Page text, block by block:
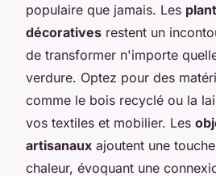
populaire que jamais. Les
décoratives restent un
de transformer n'importe
verdure. Optez pour des
comme le bois recyclé ou la
vos textiles et mobilier. Les
artisanaux ajoutent une
chaleur, évoquant une